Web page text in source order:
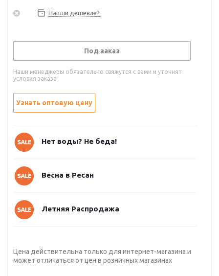
Нашли дешевле?
Под заказ
Наши менеджеры обязательно свяжутся с вами и уточнят
условия заказа
Узнать оптовую цену
Нет воды? Не беда!
Весна в Ресан
Летняя Распродажа
Цена действительна только для интернет-магазина и
может отличаться от цен в розничных магазинах